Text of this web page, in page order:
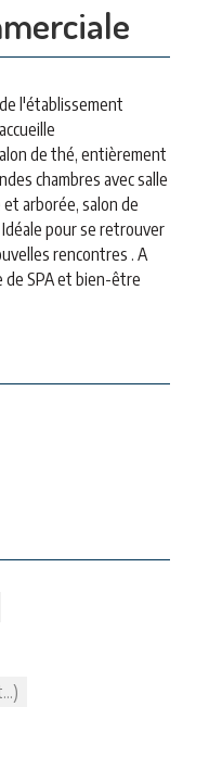
l'établissement
de thé, entièrement
chambres avec salle
arborée, salon de
pour se retrouver
rencontres . A
de SPA et bien-être